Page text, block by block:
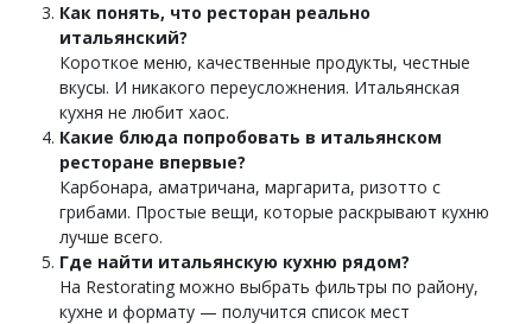
Как понять, что ресторан реально
итальянский?
Короткое меню, качественные продукты, честные
вкусы. И никакого переусложнения. Итальянская
кухня не любит хаос.
Какие блюда попробовать в итальянском
ресторане впервые?
Карбонара, аматричана, маргарита, ризотто с
грибами. Простые вещи, которые раскрывают кухню
лучше всего.
Где найти итальянскую кухню рядом?
На Restorating можно выбрать фильтры по району,
кухне и формату — получится список мест